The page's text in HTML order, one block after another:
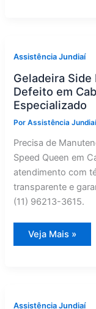
em
Itupeva
Assistência
Jundiaí
Assistência Jundiaí
Geladeira Side
Defeito em
Especializado
PorAssistência Jundiaí
Precisa de
Speed Queen em
atendimento com
transparente e
(11) 96213-3615.
Geladeira
Side
em
Veja Mais »
Assistência Jundiaí